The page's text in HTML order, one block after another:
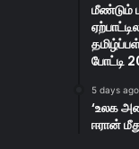
மீண்டும்
போட்டி
5 days ago
‘உலக
ஈரான்